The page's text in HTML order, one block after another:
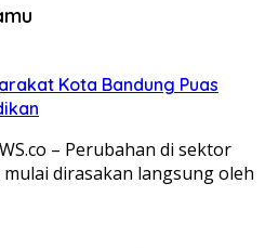
Kota Bandung Puas
– Perubahan di sektor
dirasakan langsung oleh